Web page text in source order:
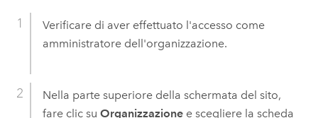
Verificare di aver effettuato l'accesso come
amministratore dell'organizzazione.
Nella parte superiore della schermata del sito,
fare clic su Organizzazionee scegliere la scheda